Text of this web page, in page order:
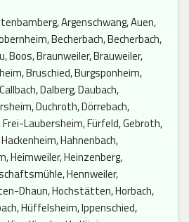
Argenschwang, Auen,
Becherbach, Becherbach,
Boos, Braunweiler, Brauweiler,
Bruschied, Burgsponheim,
Dalberg, Daubach,
Duchroth, Dörrebach,
Laubersheim, Fürfeld, Gebroth,
Hahnenbach,
Heimweiler, Heinzenberg,
Hennweiler,
Dhaun, Hochstätten, Horbach,
Hüffelsheim, Ippenschied,